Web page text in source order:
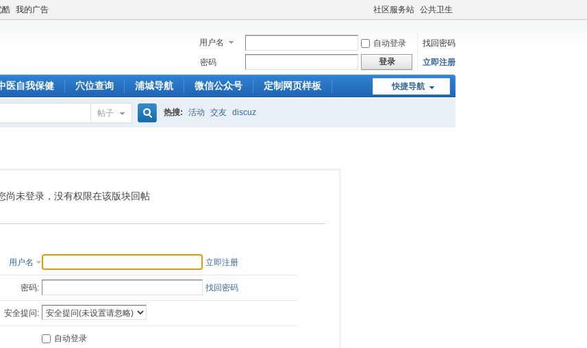
酷 我的广告 社区服务站 公共卫生
用户名 自动登录
找回密码
密码
登录 立即注册
快捷导航
医自我保健 穴位查询 浦城导航 微信公众号 定制网页样板
帖子
索
热搜: 活动 交友 discuz
尚未登录，没有权限在该版块回帖
用户名 立即注册
密码: 找回密码
安全提问:
自动登录